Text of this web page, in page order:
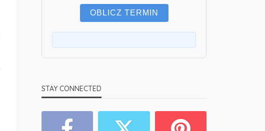
OBLICZ TERMIN
STAY CONNECTED